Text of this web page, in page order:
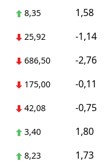
8,35 1,58
25,92 -1,14
686,50 -2,76
175,00 -0,11
42,08 -0,75
3,40 1,80
8,23 1,73